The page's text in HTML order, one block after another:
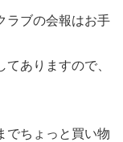
ラブの会報はお手
ありますので、
でちょっと買い物